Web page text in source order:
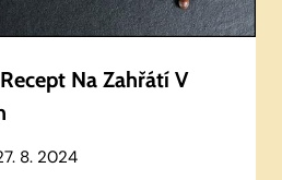
Na Zahřátí V
8. 2024